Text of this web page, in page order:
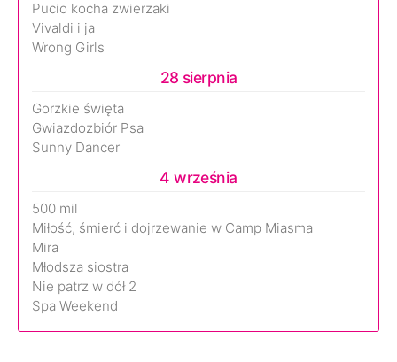
Pucio kocha zwierzaki
Vivaldi i ja
Wrong Girls
28 sierpnia
Gorzkie święta
Gwiazdozbiór Psa
Sunny Dancer
4 września
500 mil
Miłość, śmierć i dojrzewanie w Camp Miasma
Mira
Młodsza siostra
Nie patrz w dół 2
Spa Weekend